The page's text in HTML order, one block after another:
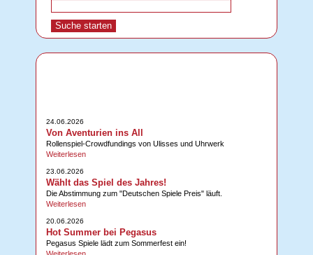
24.06.2026
Von Aventurien ins All
Rollenspiel-Crowdfundings von Ulisses und Uhrwerk
Weiterlesen
23.06.2026
Wählt das Spiel des Jahres!
Die Abstimmung zum "Deutschen Spiele Preis" läuft.
Weiterlesen
20.06.2026
Hot Summer bei Pegasus
Pegasus Spiele lädt zum Sommerfest ein!